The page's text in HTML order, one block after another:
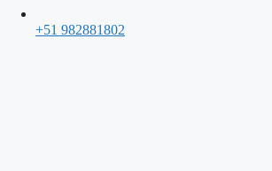
+51 982881802